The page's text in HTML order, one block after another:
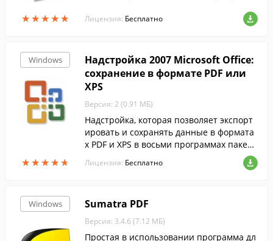
★★★★★
★★★★★ Лицензия: Бесплатно
Windows
★★★★★
★★★★★
Надстройка 2007 Microsoft Office:
сохранение в формате PDF или
XPS
Версия: 2 (0.91 МБ)
Надстройка, которая позволяет экспорт
ировать и сохранять данные в формата
х PDF и XPS в восьми программах пакета
2007 Microsoft Office. Кроме того, с его п
омощью в некоторых из этих програ...
Лицензия: Бесплатно
Windows Sumatra PDF
Версия: 3.4.6 (7.12 МБ)
Простая в использовании программа дл